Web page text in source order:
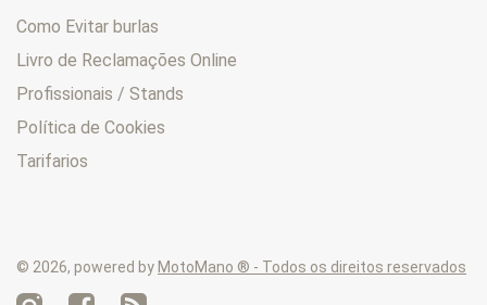
TSS 0
TSX 0
TT 0
Twenty One 0
Como Evitar burlas
Livro de Reclamações Online
Profissionais / Stands
Política de Cookies
Tarifarios
© 2026, powered by MotoMano ® - Todos os direitos reservados